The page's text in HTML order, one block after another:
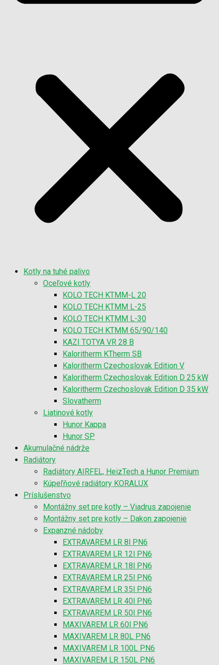
Kotly na tuhé palivo
Oceľové kotly
KOLO TECH KTMM-L 20
KOLO TECH KTMM L-25
KOLO TECH KTMM L-30
KOLO TECH KTMM 65/90/140
KAZI TOTYA VR 28 B
Kaloritherm KTherm SB
Kaloritherm Czechoslovak Edition V
Kaloritherm Czechoslovak Edition D 25 kW
Kaloritherm Czechoslovak Edition D 35 kW
Slovatherm
Liatinové kotly
Hunor Kappa
Hunor SP
Akumulačné nádrže
Radiátory
Radiátory AIRFEL, HeizTech a Hunor Premium
Kúpeľňové radiátory KORALUX
Príslušenstvo
Montážny set pre kotly – Viadrus zapojenie
Montážny set pre kotly – Dakon zapojenie
Expanzné nádoby
EXTRAVAREM LR 8l PN6
EXTRAVAREM LR 12l PN6
EXTRAVAREM LR 18l PN6
EXTRAVAREM LR 25l PN6
EXTRAVAREM LR 35l PN6
EXTRAVAREM LR 40l PN6
EXTRAVAREM LR 50l PN6
MAXIVAREM LR 60l PN6
MAXIVAREM LR 80L PN6
MAXIVAREM LR 100L PN6
MAXIVAREM LR 150L PN6